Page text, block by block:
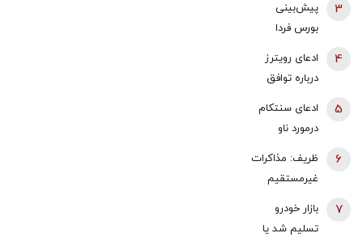
است
خرازی: اظهارات
باقر خرازی نه
صدای روحانیت
است، نه پیام
پیش‌بینی
بورس فردا
مرداد 1405 |
تقاضای سنگین
در انتظار
معاملات فردا
3
ادعای رویترز
درباره توافق
توافق، محاصره
بنادر ایران لغو
می‌شود؟
4
ادعای سنتکام
درمورد ناو
آبراهام لینکلن
در منطقه
5
ظریف: مذاکرات
غیرمستقیم
می‌تواند مانع
6
بازار خودرو
تسلیم شد یا
7